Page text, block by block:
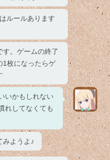
ルールあります
す。ゲームの終了
1枚になったらゲ
いかもしれない
れしてなくても
みようよ♪